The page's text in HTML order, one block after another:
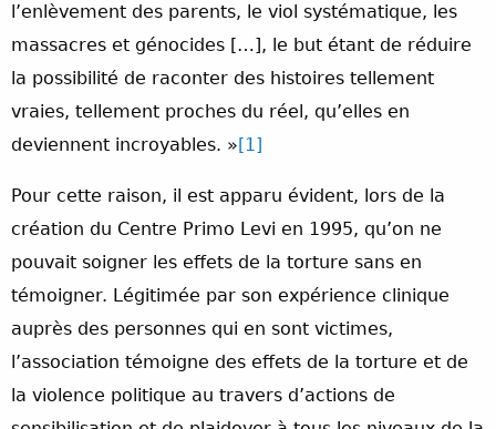
l’enlèvement des parents, le viol systématique, les
massacres et génocides […], le but étant de réduire
la possibilité de raconter des histoires tellement
vraies, tellement proches du réel, qu’elles en
deviennent incroyables. »[1]
Pour cette raison, il est apparu évident, lors de la
création du Centre Primo Levi en 1995, qu’on ne
pouvait soigner les effets de la torture sans en
témoigner. Légitimée par son expérience clinique
auprès des personnes qui en sont victimes,
l’association témoigne des effets de la torture et de
la violence politique au travers d’actions de